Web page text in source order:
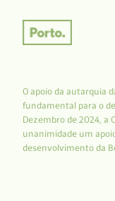
O apoio da autarquia
fundamental para o
Dezembro de 2024, a
unanimidade um
desenvolvimento da